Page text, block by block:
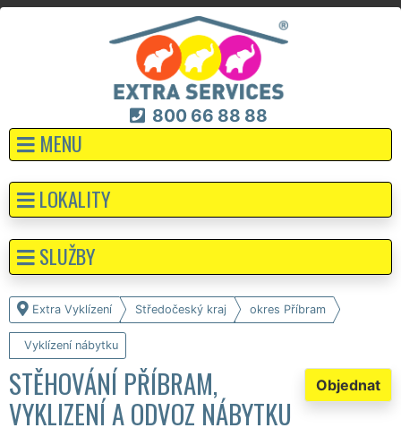
800 66 88 88
MENU
Extra Vyklízení Středočeský kraj okres Příbram
Vyklízení nábytku
Objednat
STĚHOVÁNÍ PŘÍBRAM,
VYKLIZENÍ A ODVOZ NÁBYTKU
LOKALITY
SLUŽBY